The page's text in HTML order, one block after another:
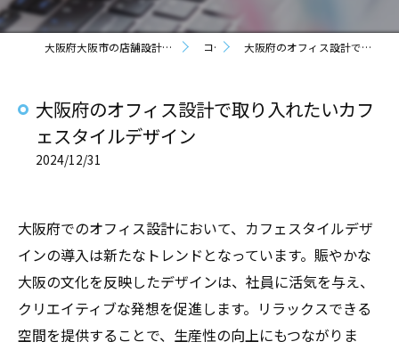
大阪府大阪市の店舗設計なら株式会社ソフト・ファクトリー コラム 大阪府のオフィス設計で取り入れたいカフェスタイルデザイン
大阪府のオフィス設計で取り入れたいカフ
ェスタイルデザイン
2024/12/31
大阪府でのオフィス設計において、カフェスタイルデザ
インの導入は新たなトレンドとなっています。賑やかな
大阪の文化を反映したデザインは、社員に活気を与え、
クリエイティブな発想を促進します。リラックスできる
空間を提供することで、生産性の向上にもつながりま